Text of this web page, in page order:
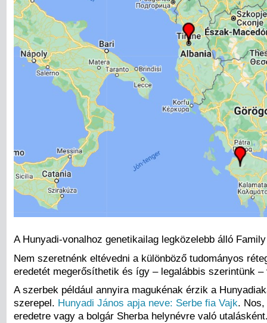
A Hunyadi-vonalhoz genetikailag legközelebb álló
Nem szeretnénk eltévedni a különböző tudományos
eredetét megerősíthetik és így – legalábbis szerintünk
A szerbek például annyira magukénak érzik a
szerepel. Hunyadi János apja neve: Serbe fia Vajk.
eredetre vagy a bolgár Sherba helynévre való